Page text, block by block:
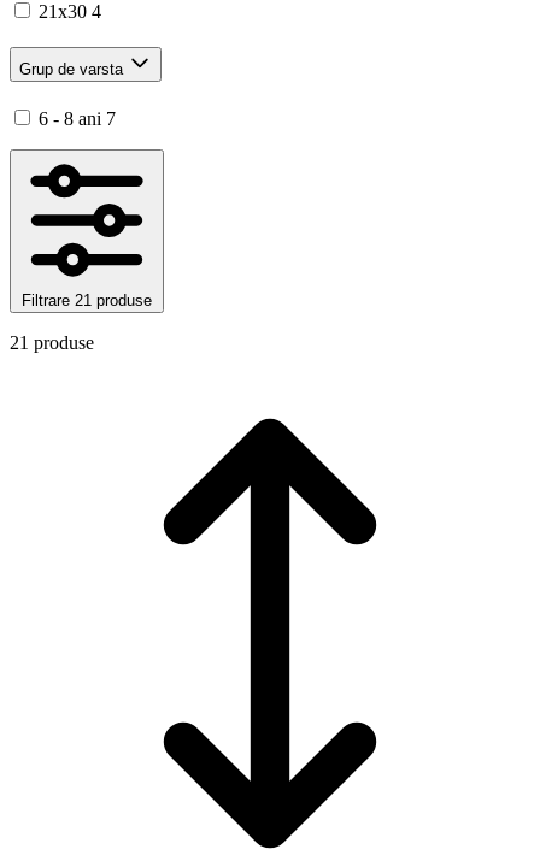
21x30 4
Grup de varsta
6 - 8 ani 7
Filtrare 21 produse
21 produse